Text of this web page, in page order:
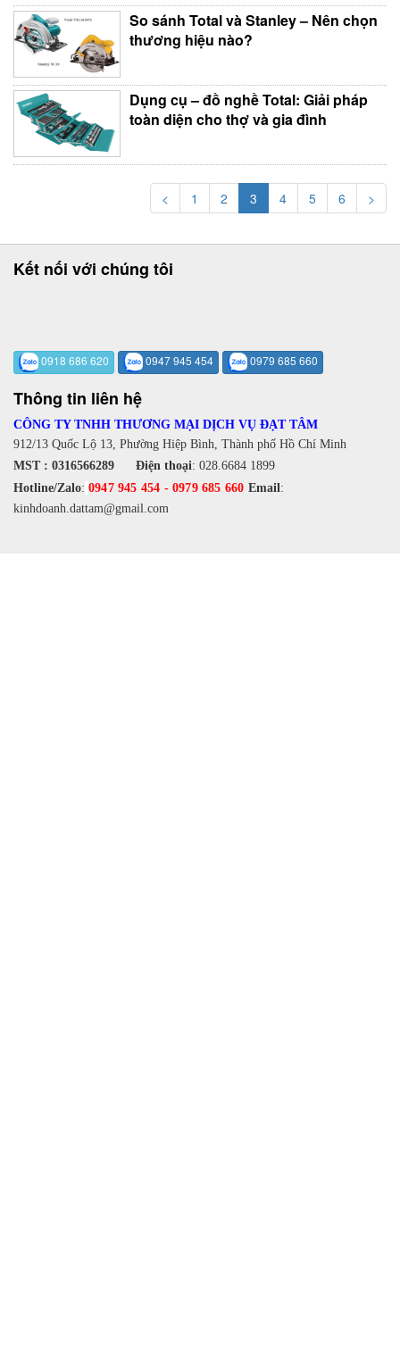
So sánh Total và Stanley – Nên chọn
thương hiệu nào?
Dụng cụ – đồ nghề Total: Giải pháp
toàn diện cho thợ và gia đình
< 1 2 3 4 5 6 >
Kết nối với chúng tôi
0918 686 620 0947 945 454 0979 685 660
Thông tin liên hệ
CÔNG TY TNHH THƯƠNG MẠI DỊCH VỤ ĐẠT TÂM
912/13 Quốc Lộ 13, Phường Hiệp Bình, Thành phố Hồ Chí Minh
MST : 0316566289 Điện thoại: 028.6684 1899
Hotline/Zalo: 0947 945 454 -0979 685 660 Email:
kinhdoanh.dattam@gmail.com